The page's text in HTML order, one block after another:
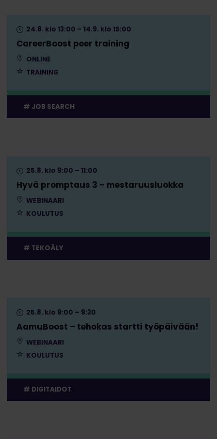
CareerBoost peer training
24.8. klo 13:00 – 14.9. klo 15:00
ONLINE
TRAINING
JOB SEARCH
Hyvä promptaus 3 – mestaruusluokka
25.8. klo 9:00 – 11:00
WEBINAARI
KOULUTUS
TEKOÄLY
AamuBoost – tehokas startti työpäivään!
25.8. klo 9:00 – 9:30
WEBINAARI
KOULUTUS
DIGITAIDOT